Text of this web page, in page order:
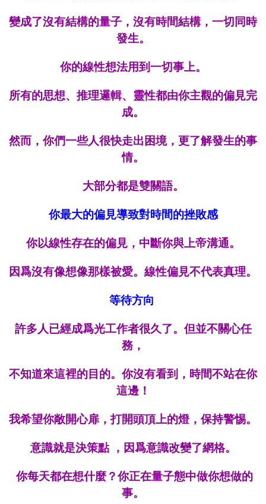
變成了沒有結構的量子，沒有時間結構，一切同時
發生。
你的線性想法用到一切事上。
所有的思想、推理邏輯、靈性都由你主觀的偏見完
成。
然而，你們一些人很快走出困境，更了解發生的事
情。
大部分都是雙關語。
你最大的偏見導致對時間的挫敗感
你以線性存在的偏見，中斷你與上帝溝通。
因爲沒有像想像那樣被愛。線性偏見不代表真理。
等待方向
許多人已經成爲光工作者很久了。但並不關心任
務，
不知道來這裡的目的。你沒有看到，時間不站在你
這邊！
我希望你敞開心扉，打開頭頂上的燈，保持警惕。
意識就是決策點 ，因爲意識改變了網格。
你每天都在想什麼？你正在量子態中做你想做的
事。